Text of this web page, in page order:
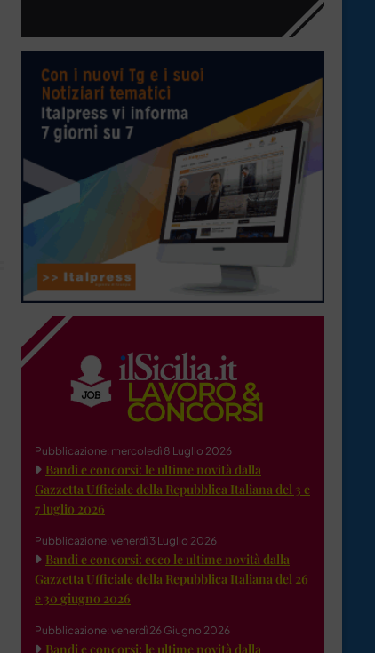
Pubblicazione: mercoledì 8 Luglio 2026
Bandi e concorsi: le ultime novità dalla
Gazzetta Ufficiale della Repubblica Italiana del 3 e
7 luglio 2026
Pubblicazione: venerdì 3 Luglio 2026
Bandi e concorsi: ecco le ultime novità dalla
Gazzetta Ufficiale della Repubblica Italiana del 26
e 30 giugno 2026
Pubblicazione: venerdì 26 Giugno 2026
Bandi e concorsi: le ultime novità dalla